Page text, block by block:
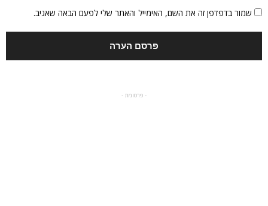
שמור בדפדפן זה את השם, האימייל והאתר שלי לפעם הבאה שאגיב.
- פרסומת -